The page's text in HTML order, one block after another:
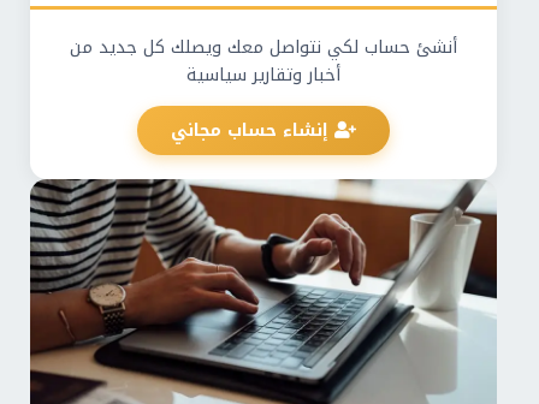
أنشئ حساب لكي نتواصل معك ويصلك كل جديد من
أخبار وتقارير سياسية
إنشاء حساب مجاني